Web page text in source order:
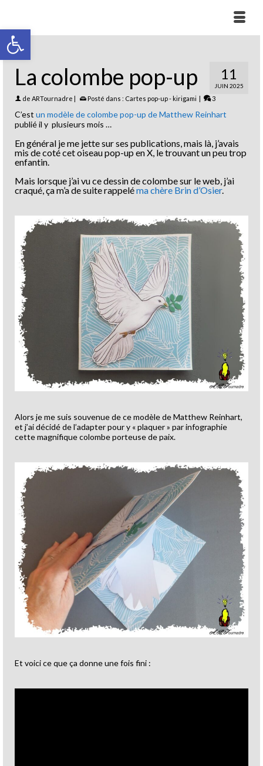
Ouvrir la barre d’outils
11
JUIN 2025
La colombe pop-up
de ARTournadre | Posté dans : Cartes pop-up - kirigami | 3
C’est un modèle de colombe pop-up de Matthew Reinhart
publié il y plusieurs mois …
En général je me jette sur ses publications, mais là, j’avais
mis de coté cet oiseau pop-up en X, le trouvant un peu trop
enfantin.
Mais lorsque j’ai vu ce dessin de colombe sur le web, j’ai
craqué, ça m’a de suite rappeléma chère Brin d’Osier.
Alors je me suis souvenue de ce modèle de Matthew Reinhart,
et j’ai décidé de l’adapter pour y « plaquer » par infographie
cette magnifique colombe porteuse de paix.
Et voici ce que ça donne une fois fini :